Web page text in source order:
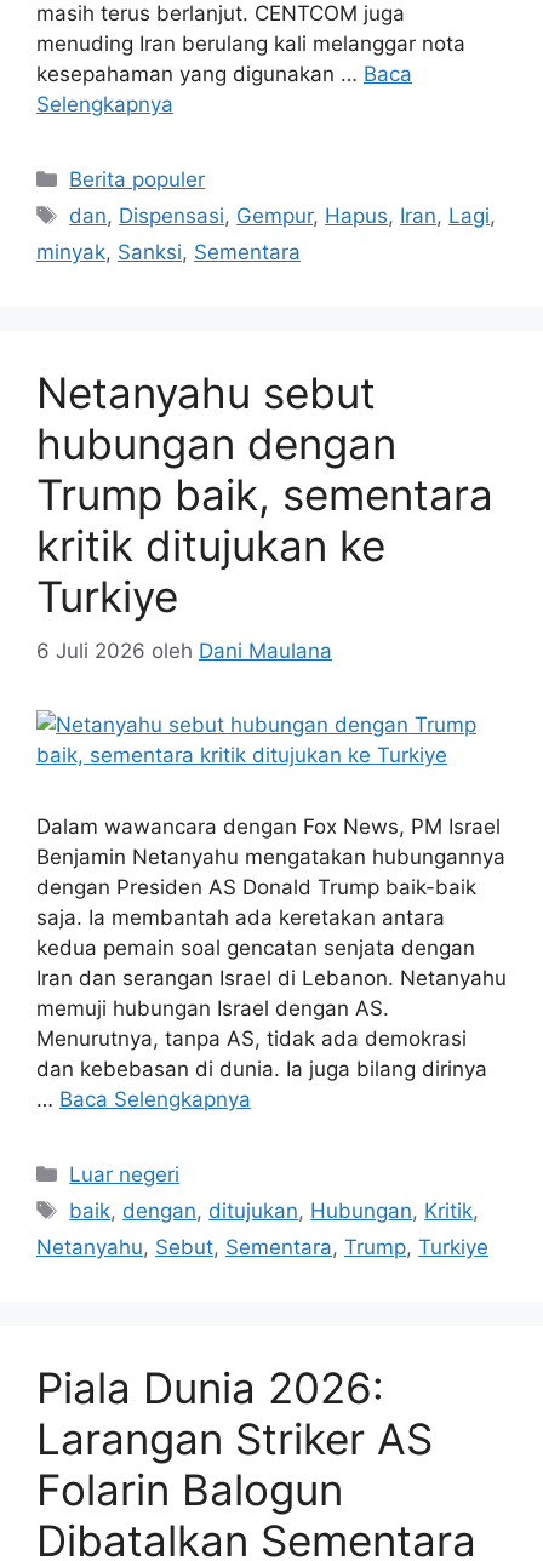
masih terus berlanjut. CENTCOM juga
menuding Iran berulang kali melanggar nota
kesepahaman yang digunakan … Baca
Selengkapnya
Kategori
Berita populer
Tag
dan, Dispensasi, Gempur, Hapus, Iran, Lagi,
minyak, Sanksi, Sementara
Netanyahu sebut
hubungan dengan
Trump baik, sementara
kritik ditujukan ke
Turkiye
6 Juli 2026 oleh Dani Maulana
Dalam wawancara dengan Fox News, PM Israel
Benjamin Netanyahu mengatakan hubungannya
dengan Presiden AS Donald Trump baik-baik
saja. Ia membantah ada keretakan antara
kedua pemain soal gencatan senjata dengan
Iran dan serangan Israel di Lebanon. Netanyahu
memuji hubungan Israel dengan AS.
Menurutnya, tanpa AS, tidak ada demokrasi
dan kebebasan di dunia. Ia juga bilang dirinya
… Baca Selengkapnya
Kategori
Luar negeri
Tag
baik, dengan, ditujukan, Hubungan, Kritik,
Netanyahu, Sebut, Sementara, Trump, Turkiye
Piala Dunia 2026:
Larangan Striker AS
Folarin Balogun
Dibatalkan Sementara